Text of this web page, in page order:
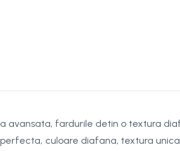
avansata, fardurile detin o textura
culoare diafana, textura